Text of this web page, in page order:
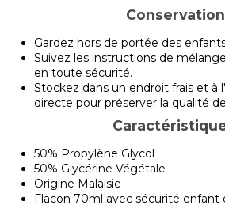
Gardez hors de portée des
Suivez les instructions de
en toute sécurité.
Stockez dans un endroit frais et à
directe pour préserver la qualité
50% Propylène Glycol
50% Glycérine Végétale
Origine Malaisie
Flacon 70ml avec sécurité enfant